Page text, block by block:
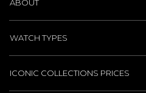
ABOUT
WATCH TYPES
ICONIC COLLECTIONS PRICES